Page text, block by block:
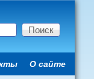
О сайте